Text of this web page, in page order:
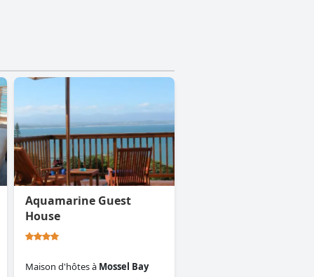
Aquamarine Guest
House
Maison d'hôtesà Mossel Bay